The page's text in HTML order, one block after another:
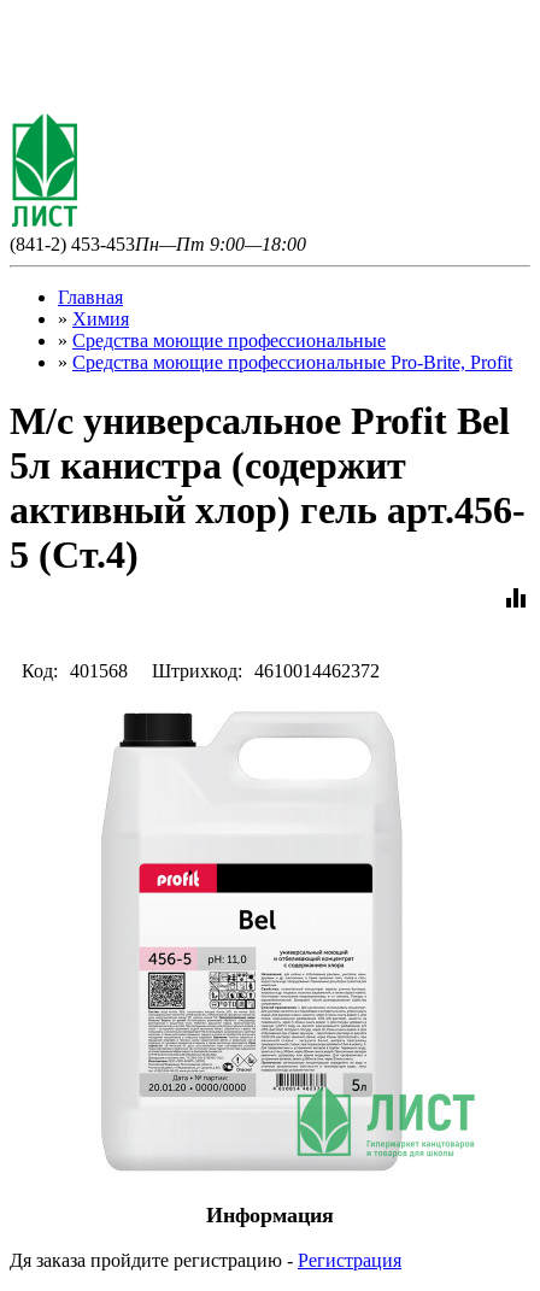
(841-2) 453-453Пн—Пт 9:00—18:00
Главная
» Химия
» Средства моющие профессиональные
» Средства моющие профессиональные Pro-Brite, Profit
М/с универсальное Profit Bel
5л канистра (содержит
активный хлор) гель арт.456-
5 (Ст.4)
equalizer
Код: 401568 Штрихкод: 4610014462372
Информация
Дя заказа пройдите регистрацию - Регистрация